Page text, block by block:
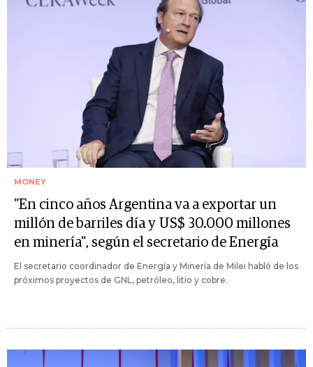
MONEY
"En cinco años Argentina va a exportar un
millón de barriles día y US$ 30.000 millones
en minería", según el secretario de Energía
El secretario coordinador de Energía y Minería de Milei habló de los
próximos proyectos de GNL, petróleo, litio y cobre.